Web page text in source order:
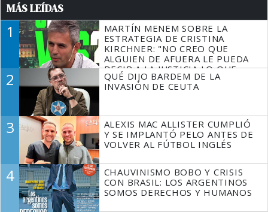
MÁS LEÍDAS
1
MARTÍN MENEM SOBRE LA
ESTRATEGIA DE CRISTINA
KIRCHNER: "NO CREO QUE
ALGUIEN DE AFUERA LE PUEDA
DECIR A LA JUSTICIA LO QUE
TIENE QUE HACER"
2
QUÉ DIJO BARDEM DE LA
INVASIÓN DE CEUTA
3
ALEXIS MAC ALLISTER CUMPLIÓ
Y SE IMPLANTÓ PELO ANTES DE
VOLVER AL FÚTBOL INGLÉS
4
CHAUVINISMO BOBO Y CRISIS
CON BRASIL: LOS ARGENTINOS
SOMOS DERECHOS Y HUMANOS